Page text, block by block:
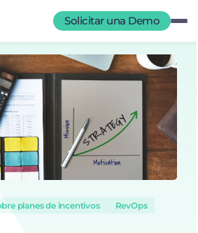
Solicitar una Demo
planes de incentivos
RevOps